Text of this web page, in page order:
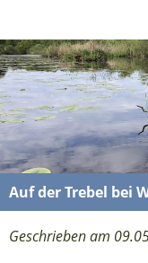
Auf der Trebel bei
Geschrieben am